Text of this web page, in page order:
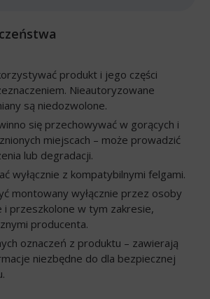
produkt i jego części
Nieautoryzowane
są niedozwolone.
się przechowywać w gorących i
miejscach – może prowadzić
lub degradacji.
wyłącznie z kompatybilnymi felgami.
montowany wyłącznie przez osoby
i przeszkolone w tym zakresie,
producenta.
oznaczeń z produktu – zawierają
niezbędne do dla bezpiecznej